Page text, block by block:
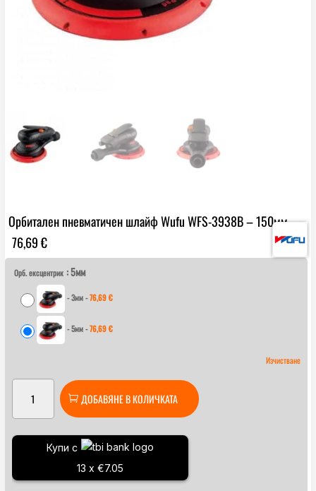
Орбитален пневматичен шлайф Wufu WFS-3938B – 150мм
76,69€
Орб. ексцентрик : 5мм
-3мм-76,69€
-5мм-76,69€
Изчистване
Орбитален
пневматичен
WFS-
ДОБАВЯНЕ В КОЛИЧКАТА
Купи с
13 x €7.05